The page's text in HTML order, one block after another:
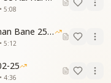
• 5:08
Dil Ki Tamanna Hai Baba Saman Bane 25-01-2026
• 5:12
25
• 4:36